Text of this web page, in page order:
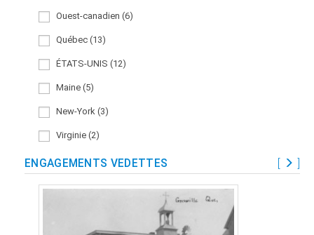
Ouest-canadien (6)
Québec (13)
ÉTATS-UNIS (12)
Maine (5)
New-York (3)
Virginie (2)
ENGAGEMENTS VEDETTES